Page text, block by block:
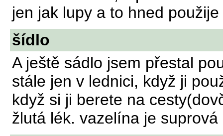
jen jak lupy a to hned
šídlo
A ještě sádlo jsem přestal
stále jen v lednici, když ji
když si ji berete na
žlutá lék. vazelína je suprová